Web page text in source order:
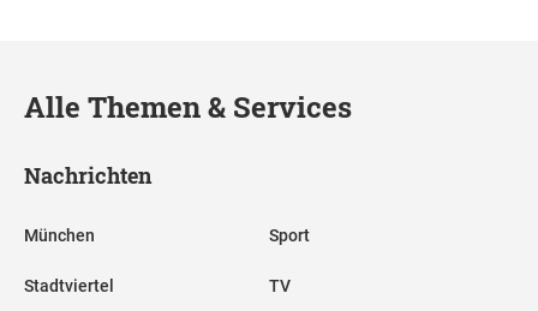
Alle Themen & Services
Nachrichten
München
Stadtviertel
Sport
TV